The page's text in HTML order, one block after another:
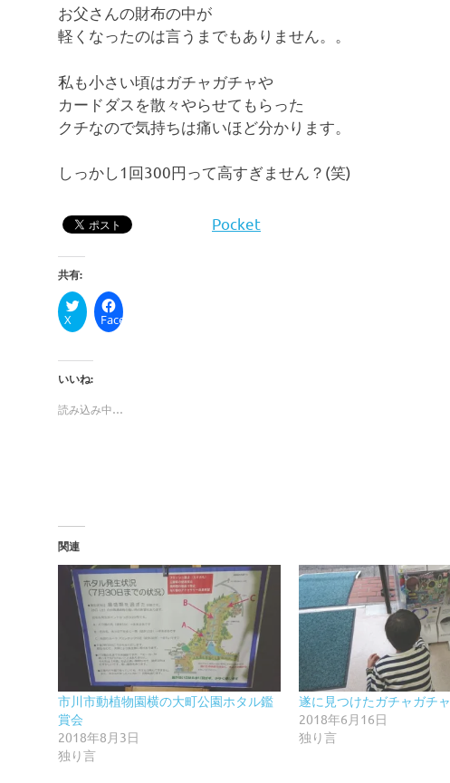
お父さんの財布の中が
軽くなったのは言うまでもありません。。
私も小さい頃はガチャガチャや
カードダスを散々やらせてもらった
クチなので気持ちは痛いほど分かります。
しっかし1回300円って高すぎません？(笑)
Pocket
共有:
X Facebook
いいね:
読み込み中…
関連
市川市動植物園横の大町公園ホタル鑑
賞会
2018年8月3日
独り言
遂に見つけたガチャガチャ
2018年6月16日
独り言